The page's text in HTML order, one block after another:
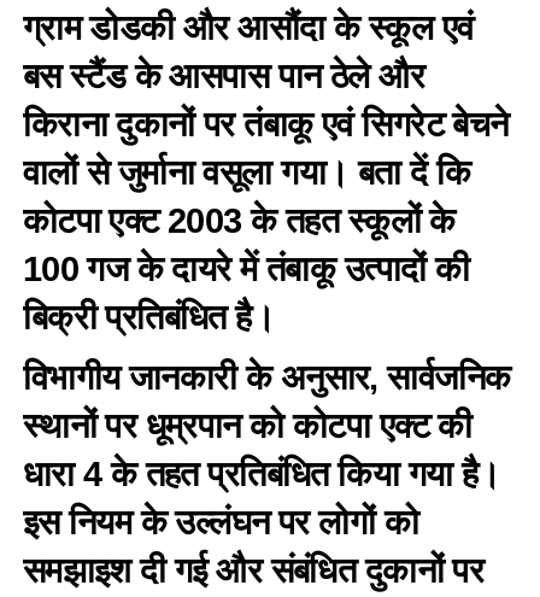
ग्राम डोडकी और आसौंदा के स्कूल एवं
बस स्टैंड के आसपास पान ठेले और
किराना दुकानों पर तंबाकू एवं सिगरेट बेचने
वालों से जुर्माना वसूला गया। बता दें कि
कोटपा एक्ट 2003 के तहत स्कूलों के
100 गज के दायरे में तंबाकू उत्पादों की
बिक्री प्रतिबंधित है।
विभागीय जानकारी के अनुसार, सार्वजनिक
स्थानों पर धूम्रपान को कोटपा एक्ट की
धारा 4 के तहत प्रतिबंधित किया गया है।
इस नियम के उल्लंघन पर लोगों को
समझाइश दी गई और संबंधित दुकानों पर